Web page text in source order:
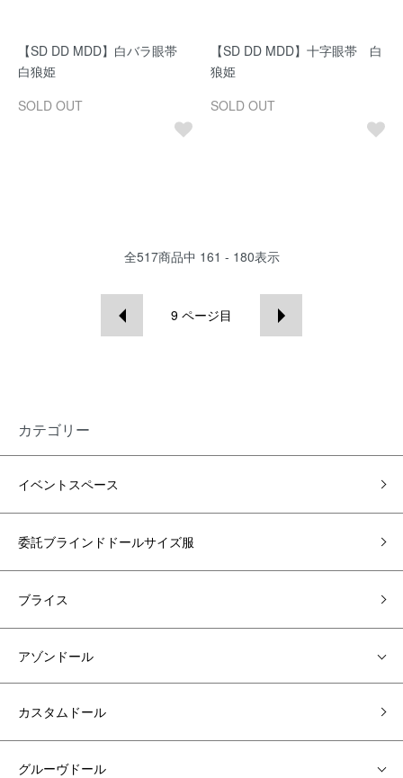
【SD DD MDD】白バラ眼帯
白狼姫
SOLD OUT
【SD DD MDD】十字眼帯 白
狼姫
SOLD OUT
全517商品中 161 - 180表示
9 ページ目
カテゴリー
イベントスペース
委託ブラインドドールサイズ服
ブライス
アゾンドール
カスタムドール
グルーヴドール